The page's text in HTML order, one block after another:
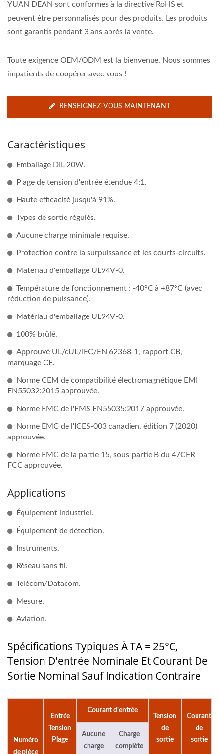
YUAN DEAN sont conformes à la directive RoHS et
peuvent être personnalisés pour des produits. Les produits
sont garantis pendant 3 ans après la vente.
Toute exigence OEM/ODM est la bienvenue. Nous sommes
impatients de coopérer avec vous !
RENSEIGNEZ-VOUS MAINTENANT
Caractéristiques
Emballage DIL 20W.
Plage de tension d'entrée étendue 4:1.
Haute efficacité jusqu'à 91%.
Types de sortie régulés.
Aucune charge minimale requise.
Protection contre la surpuissance et les courts-circuits.
Matériau d'emballage UL94V-0.
Température de fonctionnement : -40°C à +87°C (avec
réduction de puissance).
Matériau d'emballage UL94V-0.
100% brûlé.
Approuvé UL/cUL/IEC/EN 62368-1, rapport CB,
marquage CE.
Norme CEM de compatibilité électromagnétique EMI
EN55032:2015 approuvée.
Norme EMC de l'EMS EN55035:2017 approuvée.
Norme EMC de l'ICES-003 canadien, édition 7 (2020)
approuvée.
Norme EMC de la partie 15, sous-partie B du 47CFR
FCC approuvée.
Applications
Équipement industriel.
Équipement de détection.
Instruments.
Réseau sans fil.
Télécom/Datacom.
Mesure.
Aviation.
Spécifications Typiques À TA = 25°C,
Tension D'entrée Nominale Et Courant De
Sortie Nominal Sauf Indication Contraire
Numéro
de pièce
Entrée
Tension
Plage
Courant d'entrée
Tension
de
sortie
Courant
de
sortie
Aucune
charge
Charge
complète